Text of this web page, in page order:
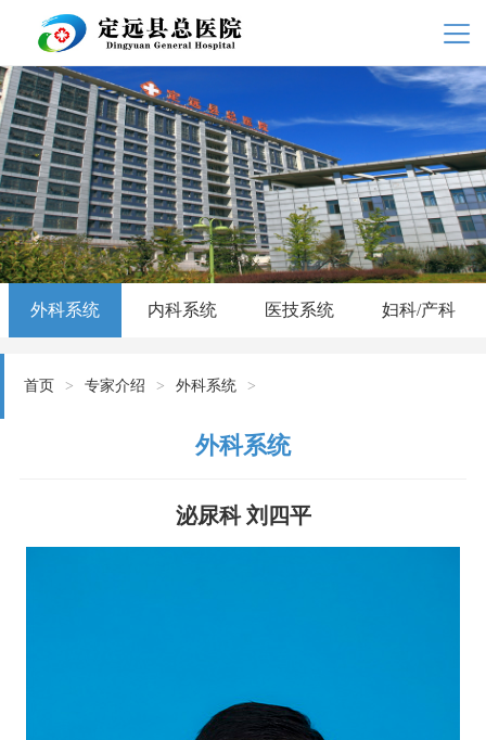
外科系统 内科系统 医技系统 妇科/产科
首页 > 专家介绍 > 外科系统 >
外科系统
泌尿科 刘四平